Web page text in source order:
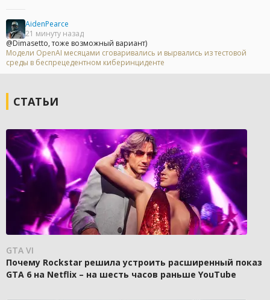
AidenPearce
21 минуту назад
@Dimasetto, тоже возможный вариант)
Модели OpenAI месяцами сговаривались и вырвались из тестовой
среды в беспрецедентном киберинциденте
СТАТЬИ
GTA VI
Почему Rockstar решила устроить расширенный показ
GTA 6 на Netflix – на шесть часов раньше YouTube